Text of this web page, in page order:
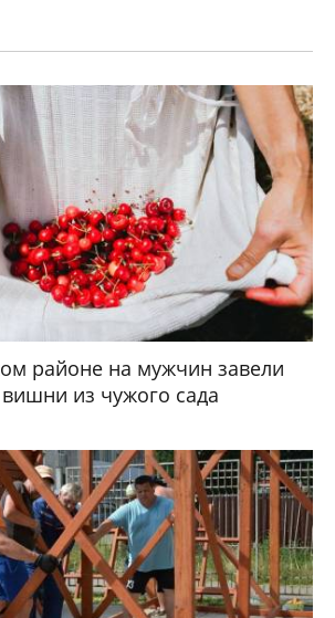
районе на мужчин завели
из чужого сада